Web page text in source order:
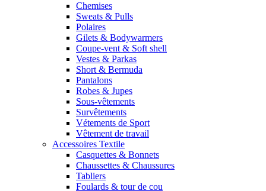
Chemises
Sweats & Pulls
Polaires
Gilets & Bodywarmers
Coupe-vent & Soft shell
Vestes & Parkas
Short & Bermuda
Pantalons
Robes & Jupes
Sous-vêtements
Survêtements
Vétements de Sport
Vêtement de travail
Accessoires Textile
Casquettes & Bonnets
Chaussettes & Chaussures
Tabliers
Foulards & tour de cou